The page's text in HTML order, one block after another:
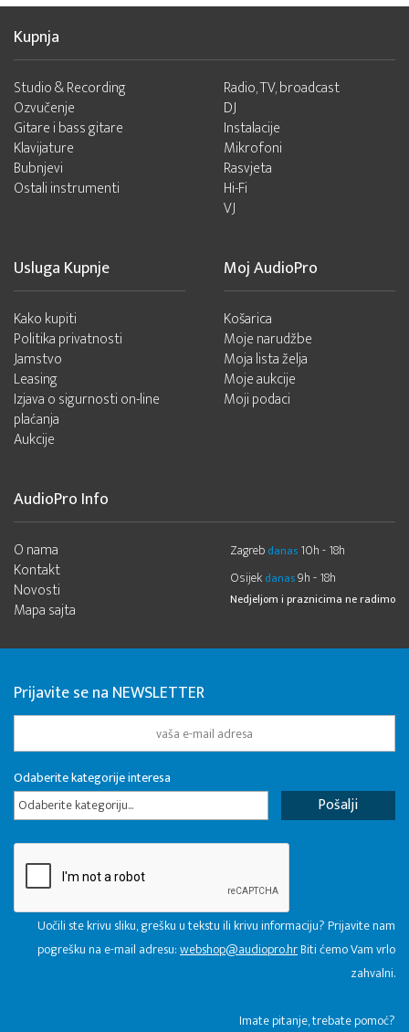
Kupnja
Studio & Recording
Ozvučenje
Gitare i bass gitare
Klavijature
Bubnjevi
Ostali instrumenti
Radio, TV, broadcast
DJ
Instalacije
Mikrofoni
Rasvjeta
Hi-Fi
VJ
Usluga Kupnje
Kako kupiti
Politika privatnosti
Jamstvo
Leasing
Izjava o sigurnosti on-line
plaćanja
Aukcije
Moj AudioPro
Košarica
Moje narudžbe
Moja lista želja
Moje aukcije
Moji podaci
AudioPro Info
O nama
Kontakt
Novosti
Mapa sajta
Zagreb danas 10h - 18h
Osijek danas9h - 18h
Nedjeljom i praznicima ne radimo
Prijavite se na NEWSLETTER
Odaberite kategorije interesa
Odaberite kategoriju...
Uočili ste krivu sliku, grešku u tekstu ili krivu informaciju? Prijavite nam
pogrešku na e-mail adresu:webshop@audiopro.hrBiti ćemo Vam vrlo
zahvalni.
​Imate pitanje, trebate pomoć?